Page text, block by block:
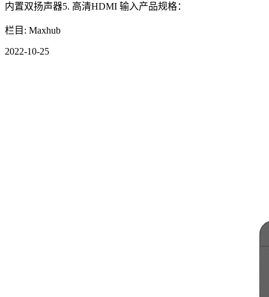
内置双扬声器5. 高清HDMI 输入产品规格：
栏目: Maxhub
2022-10-25